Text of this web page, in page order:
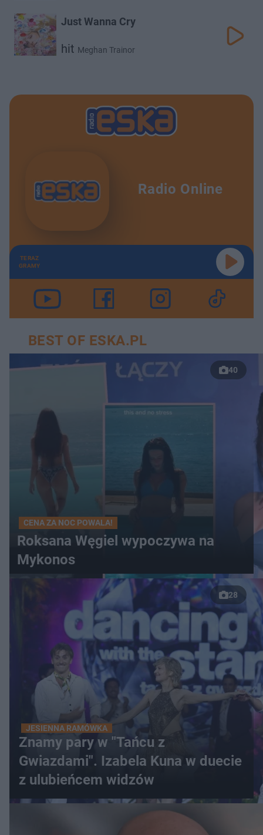
Just Wanna Cry
hit Meghan Trainor
Radio Online
TERAZ
GRAMY
BEST OF ESKA.PL
40
CENA ZA NOC POWALA!
Roksana Węgiel wypoczywa na
Mykonos
28
JESIENNA RAMÓWKA
Znamy pary w "Tańcu z
Gwiazdami". Izabela Kuna w duecie
z ulubieńcem widzów